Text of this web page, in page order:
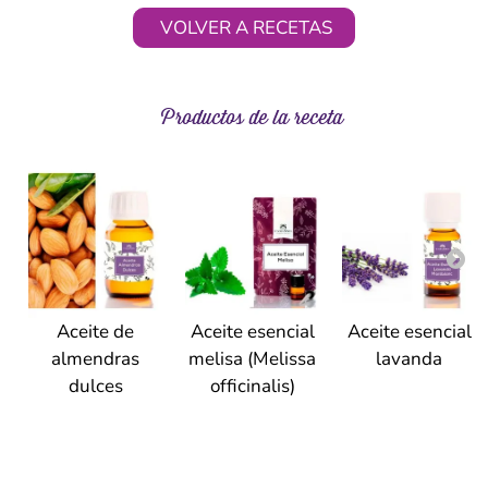
VOLVER A RECETAS
Productos de la receta
Aceite de
almendras
dulces
Aceite esencial
melisa (Melissa
officinalis)
Aceite esencial
lavanda